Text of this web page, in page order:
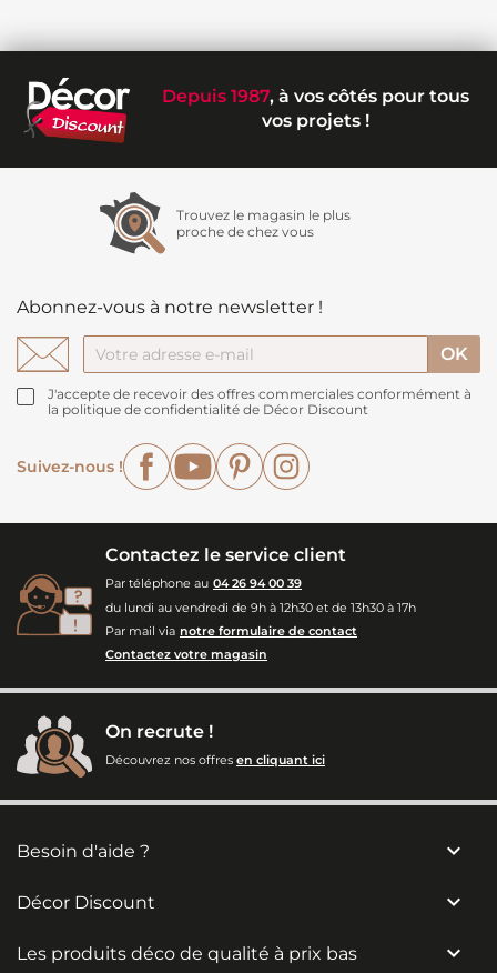
Depuis 1987, à vos côtés pour tous
vos projets !
Trouvez le magasin le plus
proche de chez vous
Abonnez-vous à notre newsletter !
J'accepte de recevoir des offres commerciales conformément à
la politique de confidentialité de Décor Discount
Suivez-nous !
FacebookYouTubePinterest
Contactez le service client
Par téléphone au 04 26 94 00 39
du lundi au vendredi de 9h à 12h30 et de 13h30 à 17h
Par mail via notre formulaire de contact
Contactez votre magasin
On recrute !
Découvrez nos offres en cliquant ici
Besoin d'aide ? 
Décor Discount 
Les produits déco de qualité à prix bas 